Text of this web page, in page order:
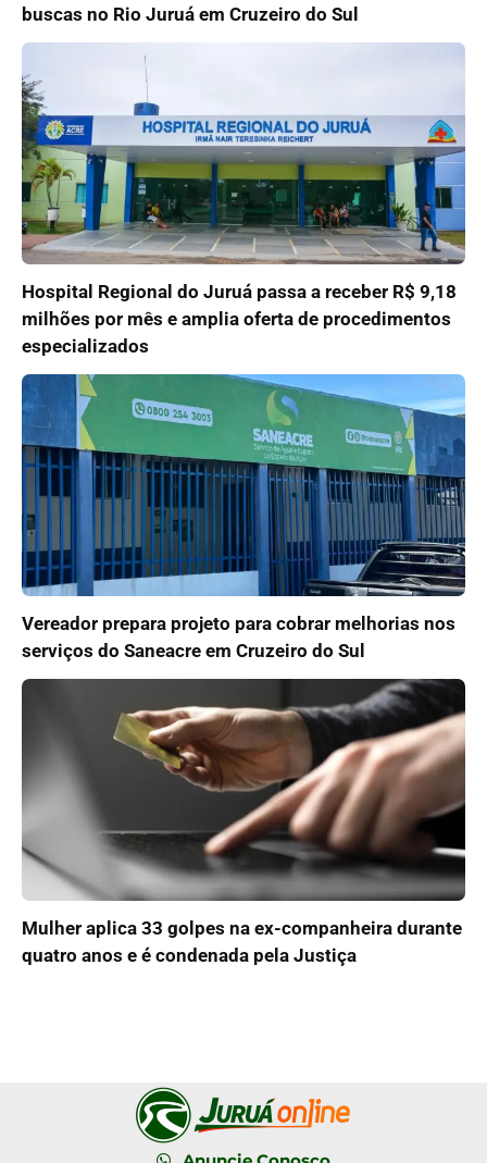
buscas no Rio Juruá em Cruzeiro do Sul
Hospital Regional do Juruá passa a receber R$ 9,18
milhões por mês e amplia oferta de procedimentos
especializados
Vereador prepara projeto para cobrar melhorias nos
serviços do Saneacre em Cruzeiro do Sul
Mulher aplica 33 golpes na ex-companheira durante
quatro anos e é condenada pela Justiça